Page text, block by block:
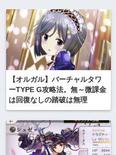
【オルガル】バーチャルタワ
ーTYPE G攻略法。無～微課金
は回復なしの踏破は無理